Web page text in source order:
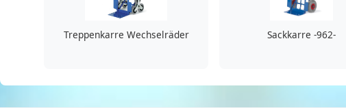
Treppenkarre Wechselräder Sackkarre -962-